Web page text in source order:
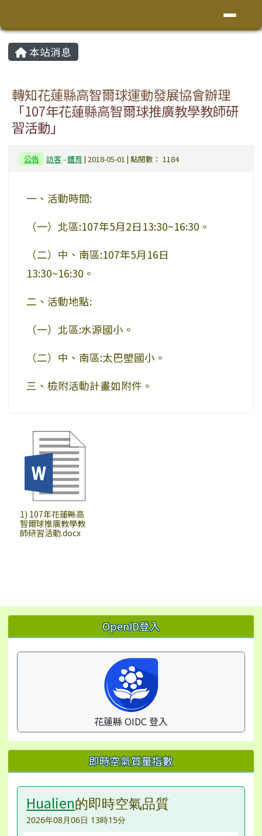
主內容區域
本站消息
轉知花蓮縣高智爾球運動發展協會辦理
「107年花蓮縣高智爾球推廣教學教師研
習活動」
公告 訪客-體育 | 2018-05-01 | 點閱數： 1184
一、活動時間:
（一）北區:107年5月2日13:30~16:30。
（二）中、南區:107年5月16日
13:30~16:30。
二、活動地點:
（一）北區:水源國小。
（二）中、南區:太巴塱國小。
三、檢附活動計畫如附件。
1) 107年花蓮縣高
智爾球推廣教學教
師研習活動.docx
左邊區域內容 OpenID登入
花蓮縣 OIDC 登入
即時空氣質量指數
Hualien的即時空氣品質
2026年08月06日 13時15分
頁尾區域